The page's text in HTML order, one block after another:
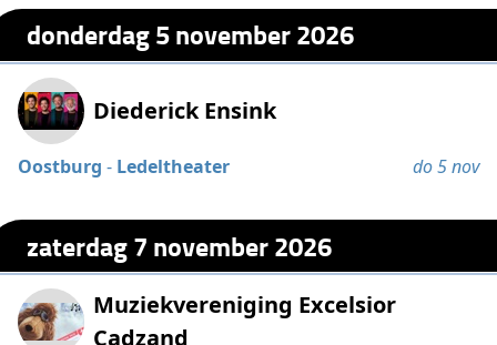
donderdag 5 november 2026
Diederick Ensink
Oostburg - Ledeltheater do 5 nov
zaterdag 7 november 2026
Muziekvereniging Excelsior
Cadzand